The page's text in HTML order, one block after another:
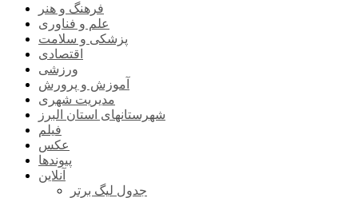
فرهنگ و هنر
علم و فناوری
پزشکی و سلامت
اقتصادی
ورزشی
آموزش و پرورش
مدیریت شهری
شهرستانهای استان البرز
فیلم
عکس
پیوندها
آنلاین
جدول لیگ برتر